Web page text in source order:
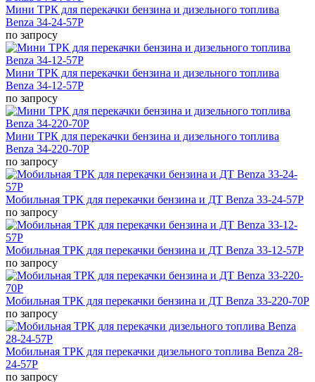
Мини ТРК для перекачки бензина и дизельного топлива
Benza 34-24-57Р
по запросу
Мини ТРК для перекачки бензина и дизельного топлива
Benza 34-12-57Р
по запросу
Мини ТРК для перекачки бензина и дизельного топлива
Benza 34-220-70Р
по запросу
Мобильная ТРК для перекачки бензина и ДТ Benza 33-24-57Р
по запросу
Мобильная ТРК для перекачки бензина и ДТ Benza 33-12-57Р
по запросу
Мобильная ТРК для перекачки бензина и ДТ Benza 33-220-70Р
по запросу
Мобильная ТРК для перекачки дизельного топлива Benza 28-
24-57Р
по запросу